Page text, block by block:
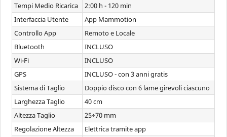
Tempi Medio Ricarica
2:00 h - 120 min
Interfaccia Utente
App Mammotion
Controllo App
Remoto e Locale
Bluetooth
INCLUSO
Wi-Fi
INCLUSO
GPS
INCLUSO - con 3 anni gratis
Sistema di Taglio
Doppio disco con 6 lame girevoli ciascuno
Larghezza Taglio
40 cm
Altezza Taglio
25÷70 mm
Regolazione Altezza
Elettrica tramite app